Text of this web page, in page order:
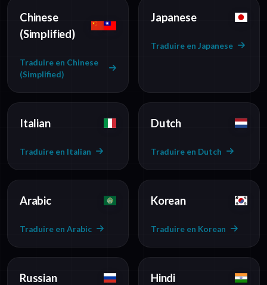
Chinese
(Simplified)
Traduire en Chinese
(Simplified)
Japanese
Traduire en Japanese
Italian
Traduire en Italian
Dutch
Traduire en Dutch
Arabic
Traduire en Arabic
Korean
Traduire en Korean
Russian Hindi